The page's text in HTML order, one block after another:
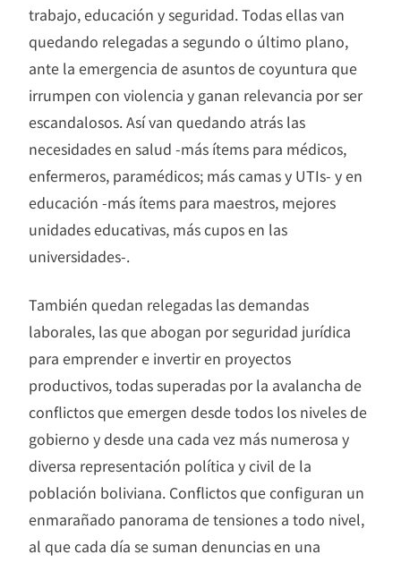
trabajo, educación y seguridad. Todas ellas van
quedando relegadas a segundo o último plano,
ante la emergencia de asuntos de coyuntura que
irrumpen con violencia y ganan relevancia por ser
escandalosos. Así van quedando atrás las
necesidades en salud -más ítems para médicos,
enfermeros, paramédicos; más camas y UTIs- y en
educación -más ítems para maestros, mejores
unidades educativas, más cupos en las
universidades-.
También quedan relegadas las demandas
laborales, las que abogan por seguridad jurídica
para emprender e invertir en proyectos
productivos, todas superadas por la avalancha de
conflictos que emergen desde todos los niveles de
gobierno y desde una cada vez más numerosa y
diversa representación política y civil de la
población boliviana. Conflictos que configuran un
enmarañado panorama de tensiones a todo nivel,
al que cada día se suman denuncias en una